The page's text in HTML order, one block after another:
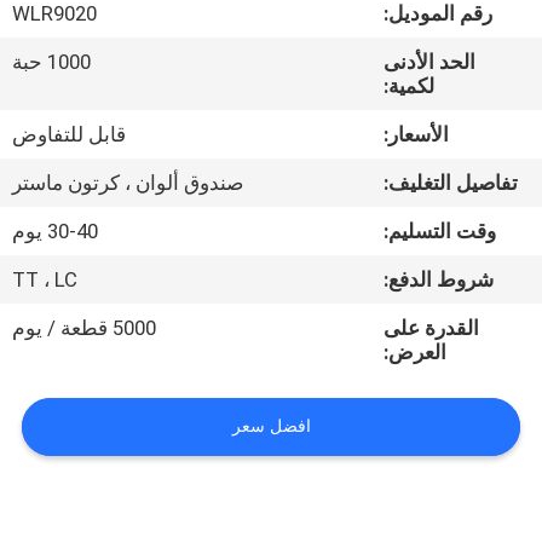
المصنع
مراقبة
اتصل
القضايا
رقم الموديل:
WLR9020
الحد الأدنى
لكمية:
1000 حبة
الأسعار:
قابل للتفاوض
تفاصيل التغليف:
صندوق ألوان ، كرتون ماستر
وقت التسليم:
30-40 يوم
شروط الدفع:
TT ، LC
القدرة على
العرض:
5000 قطعة / يوم
افضل سعر